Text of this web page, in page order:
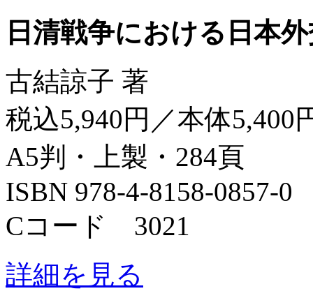
日清戦争における日本
古結諒子 著
税込5,940円／本体5,400
A5判・上製・284頁
ISBN 978-4-8158-0857-0
Cコード 3021
詳細を見る